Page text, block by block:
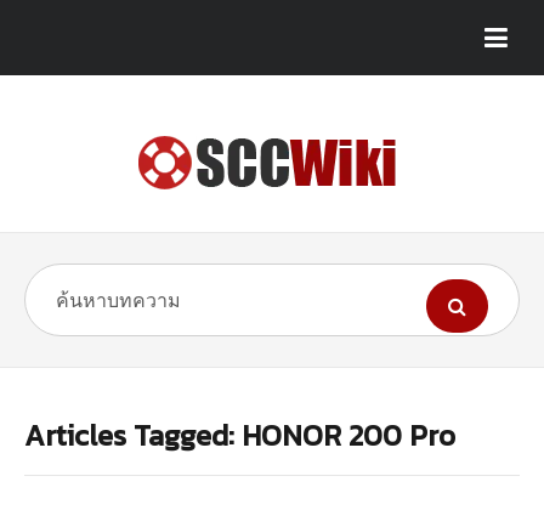
Articles Tagged: HONOR 200 Pro